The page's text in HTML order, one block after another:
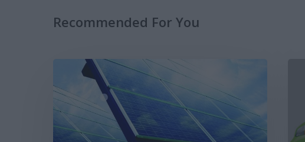
Recommended For You